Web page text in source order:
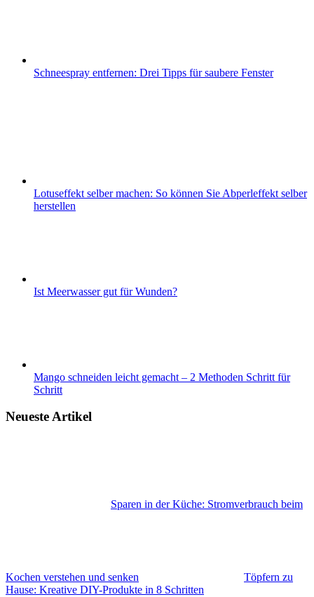
Schneespray entfernen: Drei Tipps für saubere Fenster
Lotuseffekt selber machen: So können Sie Abperleffekt selber
herstellen
Ist Meerwasser gut für Wunden?
Mango schneiden leicht gemacht – 2 Methoden Schritt für
Schritt
Neueste Artikel
Sparen in der Küche: Stromverbrauch beim
Kochen verstehen und senken
Töpfern zu
Hause: Kreative DIY-Produkte in 8 Schritten